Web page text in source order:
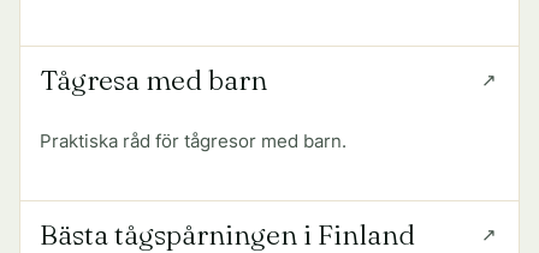
Tågresa med barn
Praktiska råd för tågresor med barn.
Bästa tågspårningen i Finland